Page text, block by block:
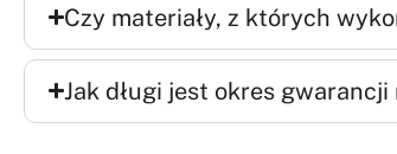
Czy materiały, z których
Jak długi jest okres